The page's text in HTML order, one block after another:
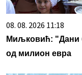
08. 08. 2026 11:18
Миљковић: "Дани
од милион евра